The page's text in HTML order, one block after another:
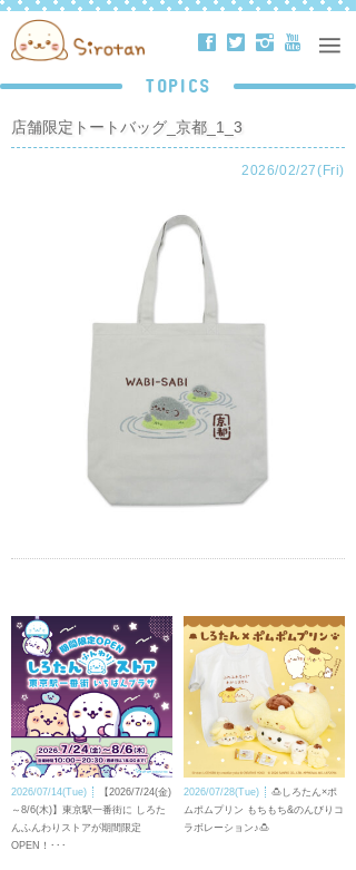
ä å ë ð
TOPICS
店舗限定トートバッグ_京都_1_3
2026/02/27(Fri)
2026/07/14(Tue)
【2026/7/24(金)
～8/6(木)】東京駅一番街に しろた
んふんわりストアが期間限定
OPEN！･･･
2026/07/28(Tue)
🍮しろたん×ポ
ムポムプリン もちもち&のんびりコ
ラボレーション♪🍮